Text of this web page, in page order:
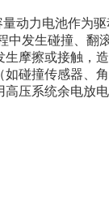
量动力电池作为
中发生碰撞、翻
摩擦或接触，
碰撞传感器、
压系统余电放